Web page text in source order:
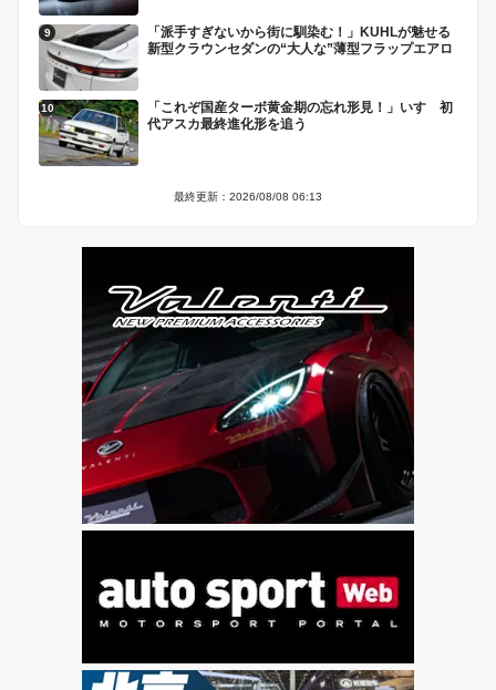
「派手すぎないから街に馴染む！」KUHLが魅せる
新型クラウンセダンの“大人な”薄型フラップエアロ
「これぞ国産ターボ黄金期の忘れ形見！」いすゞ初
代アスカ最終進化形を追う
最終更新：2026/08/08 06:13